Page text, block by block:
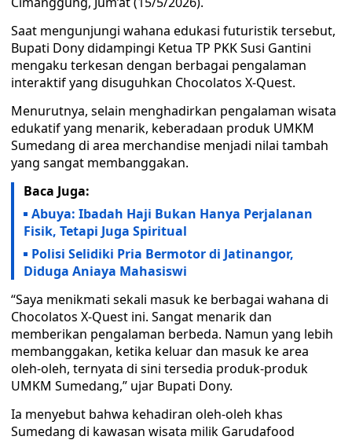
Saat mengunjungi wahana edukasi futuristik tersebut,
Bupati Dony didampingi Ketua TP PKK Susi Gantini
mengaku terkesan dengan berbagai pengalaman
interaktif yang disuguhkan Chocolatos X-Quest.
Menurutnya, selain menghadirkan pengalaman wisata
edukatif yang menarik, keberadaan produk UMKM
Sumedang di area merchandise menjadi nilai tambah
yang sangat membanggakan.
Baca Juga:
Abuya: Ibadah Haji Bukan Hanya Perjalanan
Fisik, Tetapi Juga Spiritual
Polisi Selidiki Pria Bermotor di Jatinangor,
Diduga Aniaya Mahasiswi
“Saya menikmati sekali masuk ke berbagai wahana di
Chocolatos X-Quest ini. Sangat menarik dan
memberikan pengalaman berbeda. Namun yang lebih
membanggakan, ketika keluar dan masuk ke area
oleh-oleh, ternyata di sini tersedia produk-produk
UMKM Sumedang,” ujar Bupati Dony.
Ia menyebut bahwa kehadiran oleh-oleh khas
Sumedang di kawasan wisata milik Garudafood